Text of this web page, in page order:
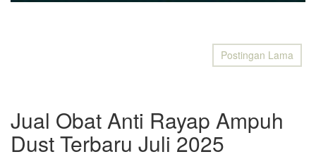
Postingan Lama
Jual Obat Anti Rayap Ampuh
Dust Terbaru Juli 2025